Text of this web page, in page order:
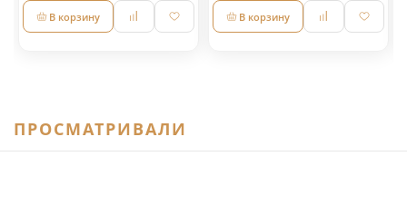
В корзину В корзину
ПРОСМАТРИВАЛИ